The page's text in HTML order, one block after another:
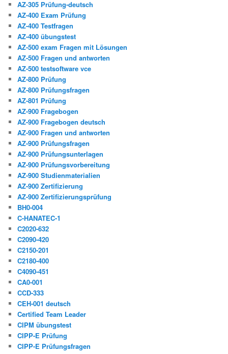
AZ-305 Prüfung-deutsch
AZ-400 Exam Prüfung
AZ-400 Testfragen
AZ-400 übungstest
AZ-500 exam Fragen mit Lösungen
AZ-500 Fragen und antworten
AZ-500 testsoftware vce
AZ-800 Prüfung
AZ-800 Prüfungsfragen
AZ-801 Prüfung
AZ-900 Fragebogen
AZ-900 Fragebogen deutsch
AZ-900 Fragen und antworten
AZ-900 Prüfungsfragen
AZ-900 Prüfungsunterlagen
AZ-900 Prüfungsvorbereitung
AZ-900 Studienmaterialien
AZ-900 Zertifizierung
AZ-900 Zertifizierungsprüfung
BH0-004
C-HANATEC-1
C2020-632
C2090-420
C2150-201
C2180-400
C4090-451
CA0-001
CCD-333
CEH-001 deutsch
Certified Team Leader
CIPM übungstest
CIPP-E Prüfung
CIPP-E Prüfungsfragen